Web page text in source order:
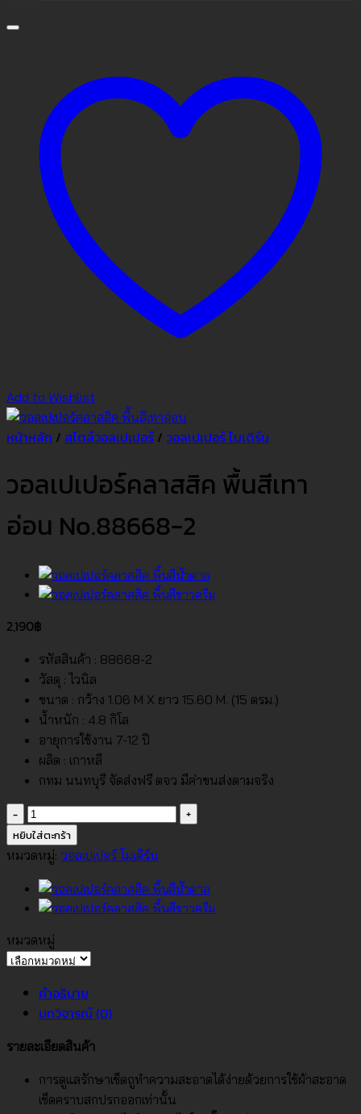
Add to Wishlist
หน้าหลัก / สไตล์วอลเปเปอร์ / วอลเปเปอร์ โมเดิร์น
วอลเปเปอร์คลาสสิค พื้นสีเทา
อ่อน No.88668-2
2,190฿
รหัสสินค้า : 88668-2
วัสดุ : ไวนิล
ขนาด : กว้าง 1.06 M X ยาว 15.60 M. (15 ตรม.)
น้ำหนัก : 4.8 กิโล
อายุการใช้งาน 7-12 ปี
ผลิต : เกาหลี
กทม นนทบุรี จัดส่งฟรี ตจว มีค่าขนส่งตามจริง
จำนวน
วอลเปเปอร์
คลาสสิค
สี
เทา
อ่อน
No.88668-
ชิ้น
หยิบใส่ตะกร้า
หมวดหมู่: วอลเปเปอร์ โมเดิร์น
หมวดหมู่
หมวด
คำอธิบาย
บทวิจารณ์ (0)
รายละเอียดสินค้า
การดูแลรักษาเช็ดถูทำความสะอาดได้ง่ายด้วยการใช้ผ้าสะอาด
เช็ดคราบสกปรกออกเท่านั้น